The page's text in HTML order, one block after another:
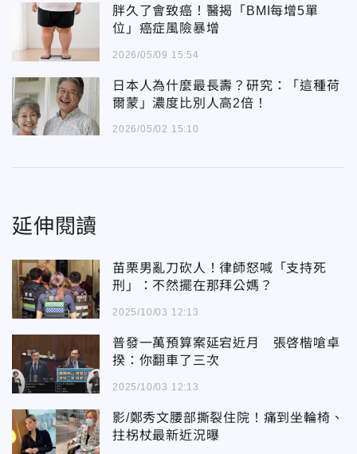
胖久了會致癌！醫揭「BMI每增5單
位」癌症風險暴增
2026/05/09 15:54
日本人為什麼最長壽？研究：「這種荷
爾蒙」濃度比別人高2倍！
2026/05/02 15:10
延伸閱讀
苗栗男亂刀砍人！律師怒喊「支持死
刑」：不然擺在那拜公媽？
2025/10/03 12:13
普發一萬預算案延宕近月 張啓楷嗆卓
揆：你翻車了三次
2025/10/03 12:13
影/鄭秀文腰部撕裂住院！痛到坐輪椅、
拄柺杖最新近況曝